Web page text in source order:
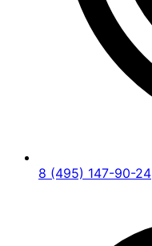
8 (495) 147-90-24